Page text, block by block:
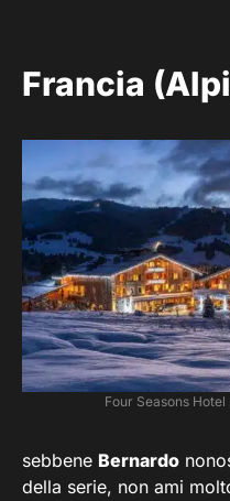
Francia
Four Seasons
sebbene Bernardo
della serie, non ami